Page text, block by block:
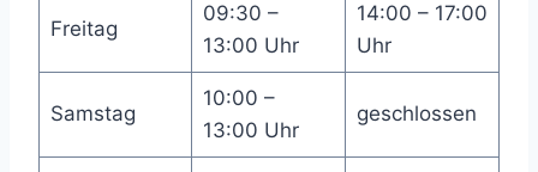
Freitag
09:30 –
13:00 Uhr
14:00 – 17:00
Uhr
Samstag
10:00 –
13:00 Uhr
geschlossen